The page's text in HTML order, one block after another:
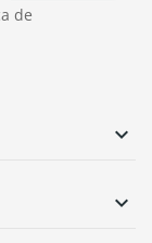


de